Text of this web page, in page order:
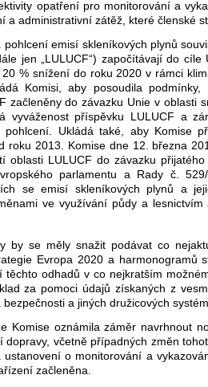
opatření pro monitorování a
a administrativní zátěž, které členské
pohlcení emisí skleníkových plynů
jen „LULUCF“) započítávají do
% snížení do roku 2020 v rámci
Komisi, aby posoudila
začleněny do závazku Unie v oblasti
vyváženost příspěvku LULUCF a
pohlcení. Ukládá také, aby Komise
roku 2013. Komise dne 12. března
oblasti LULUCF do závazku
parlamentu a Rady č.
se emisí skleníkových plynů a
ve využívání půdy a
by se měly snažit podávat co
Evropa 2020 a harmonogramů
těchto odhadů v co nejkratším
za pomoci údajů získaných z
a jiných družicových
Komise oznámila záměr navrhnout
dopravy, včetně případných změn
ustanovení o monitorování a
začleněna.